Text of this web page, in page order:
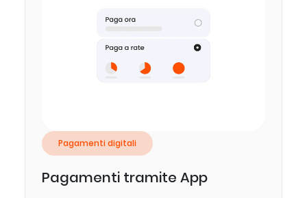
Pagamenti digitali
Pagamenti tramite App